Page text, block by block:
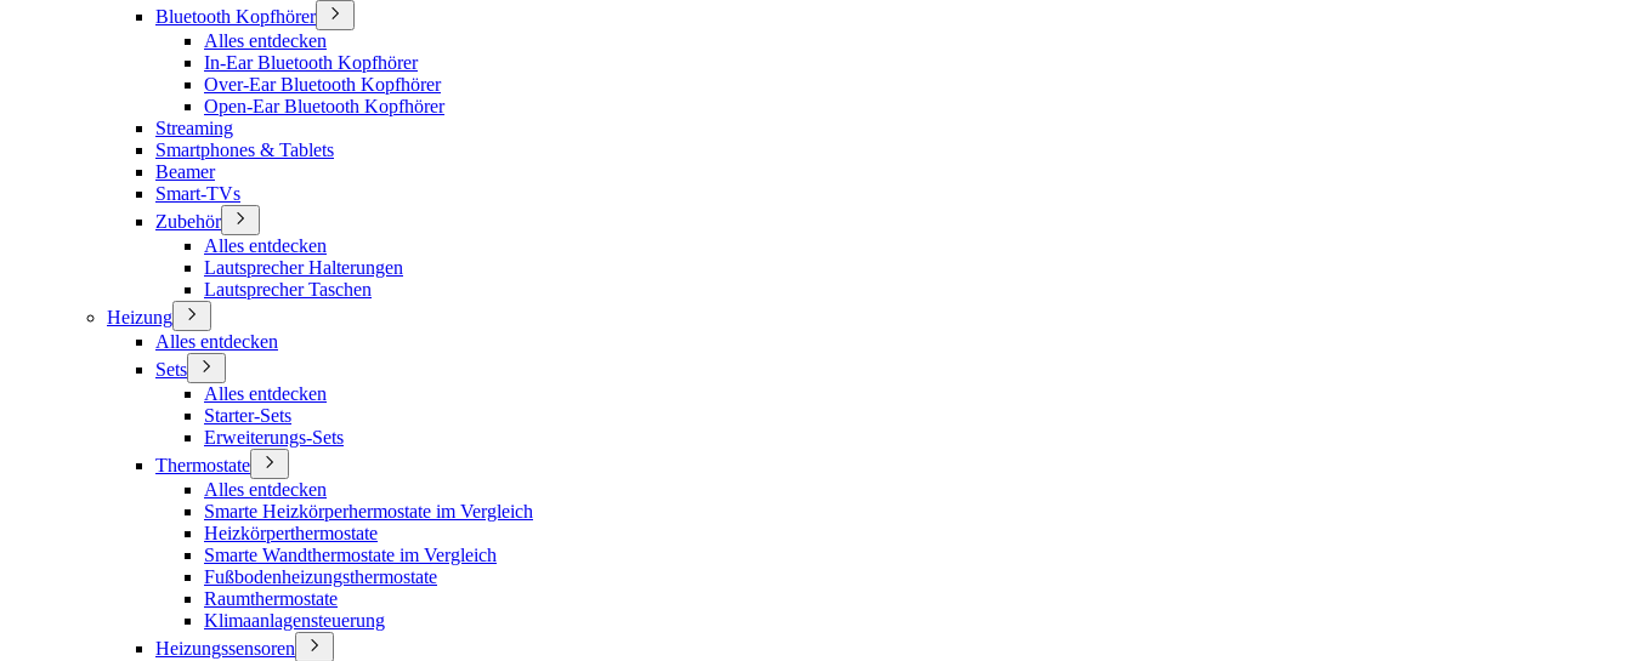
Bluetooth Kopfhörer
Alles entdecken
In-Ear Bluetooth Kopfhörer
Over-Ear Bluetooth Kopfhörer
Open-Ear Bluetooth Kopfhörer
Streaming
Smartphones & Tablets
Beamer
Smart-TVs
Zubehör
Alles entdecken
Lautsprecher Halterungen
Lautsprecher Taschen
Heizung
Alles entdecken
Sets
Alles entdecken
Starter-Sets
Erweiterungs-Sets
Thermostate
Alles entdecken
Smarte Heizkörperhermostate im Vergleich
Heizkörperthermostate
Smarte Wandthermostate im Vergleich
Fußbodenheizungsthermostate
Raumthermostate
Klimaanlagensteuerung
Heizungssensoren